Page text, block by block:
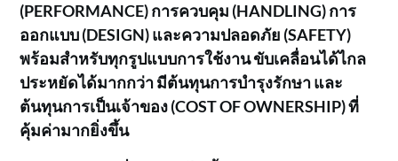
(PERFORMANCE) การควบคุม (HANDLING) การ
ออกแบบ (DESIGN) และความปลอดภัย (SAFETY)
พร้อมสำหรับทุกรูปแบบการใช้งาน ขับเคลื่อนได้ไกล
ประหยัดได้มากกว่า มีต้นทุนการบำรุงรักษา และ
ต้นทุนการเป็นเจ้าของ (COST OF OWNERSHIP) ที่
คุ้มค่ามากยิ่งขึ้น